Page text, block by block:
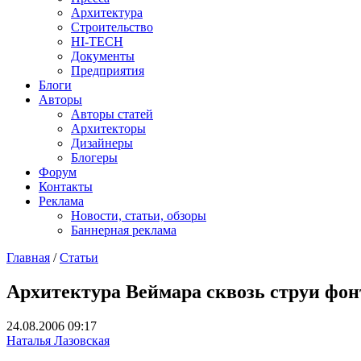
Архитектура
Строительство
HI-TECH
Документы
Предприятия
Блоги
Авторы
Авторы статей
Архитекторы
Дизайнеры
Блогеры
Форум
Контакты
Реклама
Новости, статьи, обзоры
Баннерная реклама
Главная / Статьи
Архитектура Веймара сквозь струи
24.08.2006 09:17
Наталья Лазовская